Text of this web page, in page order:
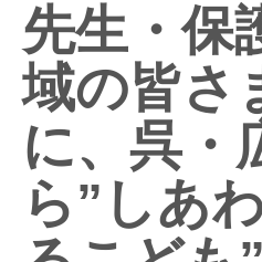
先生・保
域の皆さ
に、呉・
ら”しあ